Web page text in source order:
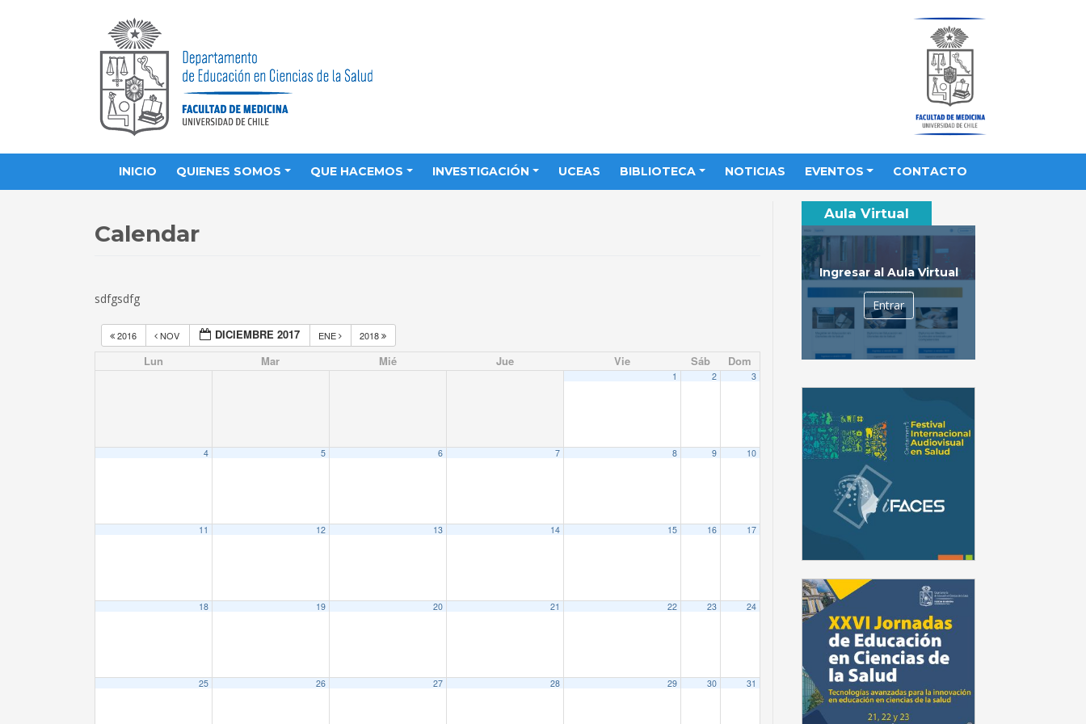
INICIO QUIENES SOMOS QUE HACEMOS INVESTIGACIÓN UCEAS BIBLIOTECA NOTICIAS EVENTOS CONTACTO
Calendar
sdfgsdfg
2016 NOV DICIEMBRE 2017 ENE 2018
Lun Mar Mié Jue Vie Sáb Dom
1 2 3
4 5 6 7 8 9 10
11 12 13 14 15 16 17
18 19 20 21 22 23 24
25 26 27 28 29 30 31
Aula Virtual
Ingresar al Aula Virtual
Entrar